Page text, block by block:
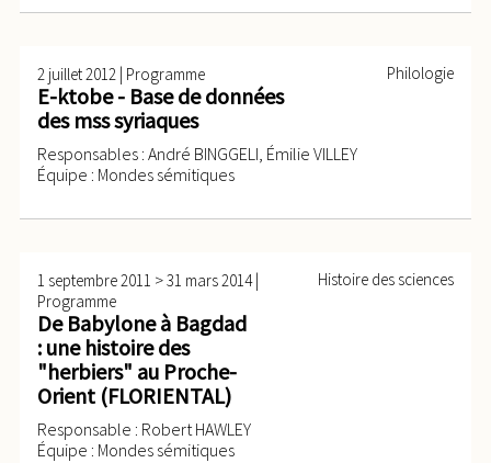
2 juillet 2012 | Programme
E-ktobe - Base de données
des mss syriaques
Responsables : André BINGGELI, Émilie VILLEY
Équipe : Mondes sémitiques
Philologie
1 septembre 2011 >31 mars 2014|
Programme
De Babylone à Bagdad
: une histoire des
"herbiers" au Proche-
Orient (FLORIENTAL)
Responsable : Robert HAWLEY
Équipe : Mondes sémitiques
Histoire des sciences